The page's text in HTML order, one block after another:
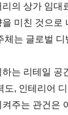
의 상가 임대
미친 것으로
체는 글로벌
하는 리테일
도, 인테리어
주는 관건은